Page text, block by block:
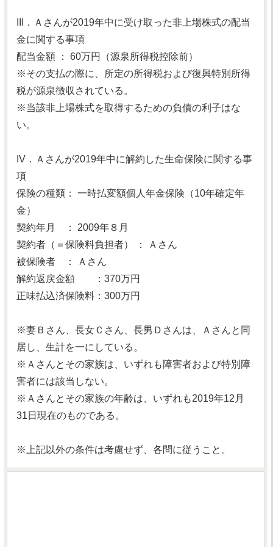
III．Ａさんが2019年中に受け取った非上場株式の配当
金に関する事項
配当金額 ： 60万円（源泉所得税控除前）
※その支払の際に、所定の所得税および復興特別所得
税が源泉徴収されている。
※当該非上場株式を取得するための負債の利子はな
い。
IV．Ａさんが2019年中に解約した生命保険に関する事
項
保険の種類： 一時払変額個人年金保険（10年確定年
金）
契約年月 ： 2009年８月
契約者（＝保険料負担者） ： Ａさん
被保険者 ： Ａさん
解約返戻金額 ：370万円
正味払込済保険料：300万円
※妻Ｂさん、長女Ｃさん、長男Ｄさんは、Ａさんと同
居し、生計を一にしている。
※Ａさんとその家族は、いずれも障害者および特別障
害者には該当しない。
※Ａさんとその家族の年齢は、いずれも2019年12月
31日現在のものである。
※上記以外の条件は考慮せず、各問に従うこと。